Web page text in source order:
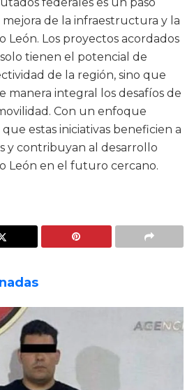
mejora de la infraestructura y la
León. Los proyectos acordados
tienen el potencial de
de la región, sino que
manera integral los desafíos de
Con un enfoque
estas iniciativas beneficien a
y contribuyan al desarrollo
León en el futuro cercano.